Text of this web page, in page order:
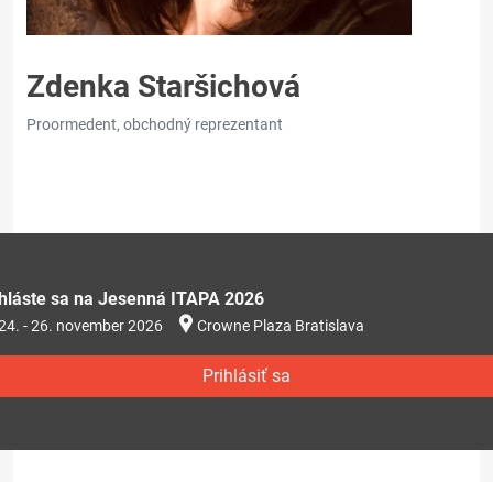
Zdenka Staršichová
Proormedent, obchodný reprezentant
sa na Jesenná ITAPA 2026
- 26. november 2026 Crowne Plaza Bratislava
Prihlásiť sa